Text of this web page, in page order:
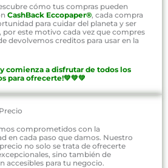
cómo tus compras pueden
CashBack Eccopaper®, cada compra
para cuidar del planeta y ser
por este motivo cada vez que compres
devolvemos creditos para usar en la
comienza a disfrutar de todos los
para ofrecerte!💚💚💚
comprometidos con la
en cada paso que damos. Nuestro
no solo se trata de ofrecerte
sino también de
accesibles para tu negocio.